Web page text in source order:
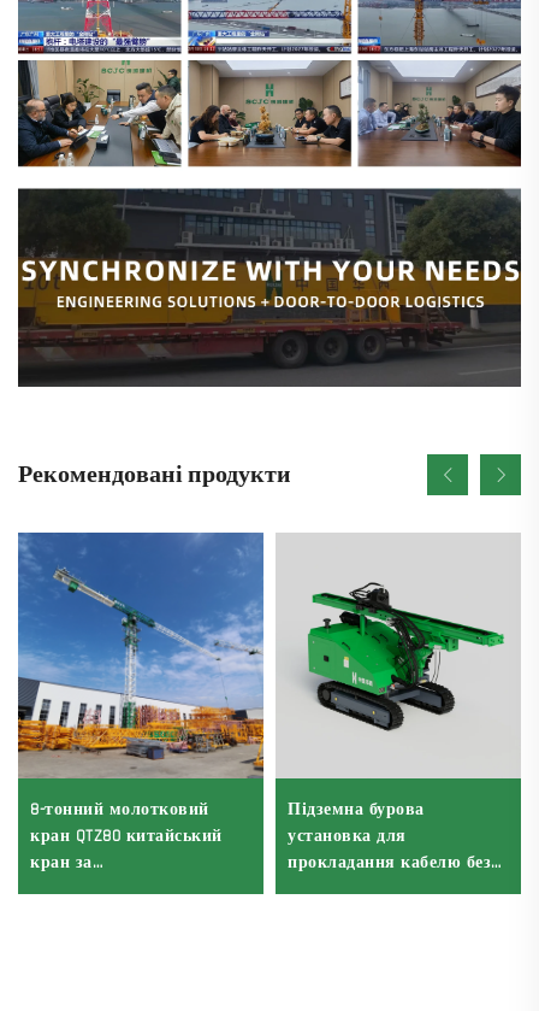
Рекомендовані продукти
8-тонний молотковий
кран QTZ80 китайський
кран за
конкурентоспроможну
Підземна бурова
установка для
прокладання кабелю без
траншей, кріпильні